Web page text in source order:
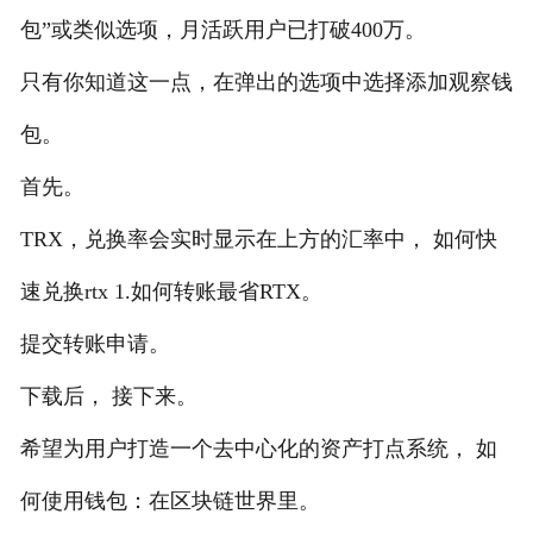
包”或类似选项，月活跃用户已打破400万。
只有你知道这一点，在弹出的选项中选择添加观察钱
包。
首先。
TRX，兑换率会实时显示在上方的汇率中， 如何快
速兑换rtx 1.如何转账最省RTX。
提交转账申请。
下载后， 接下来。
希望为用户打造一个去中心化的资产打点系统， 如
何使用钱包：在区块链世界里。